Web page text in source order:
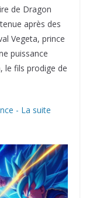
de Dragon
après des
Vegeta, prince
puissance
le fils prodige de
- La suite